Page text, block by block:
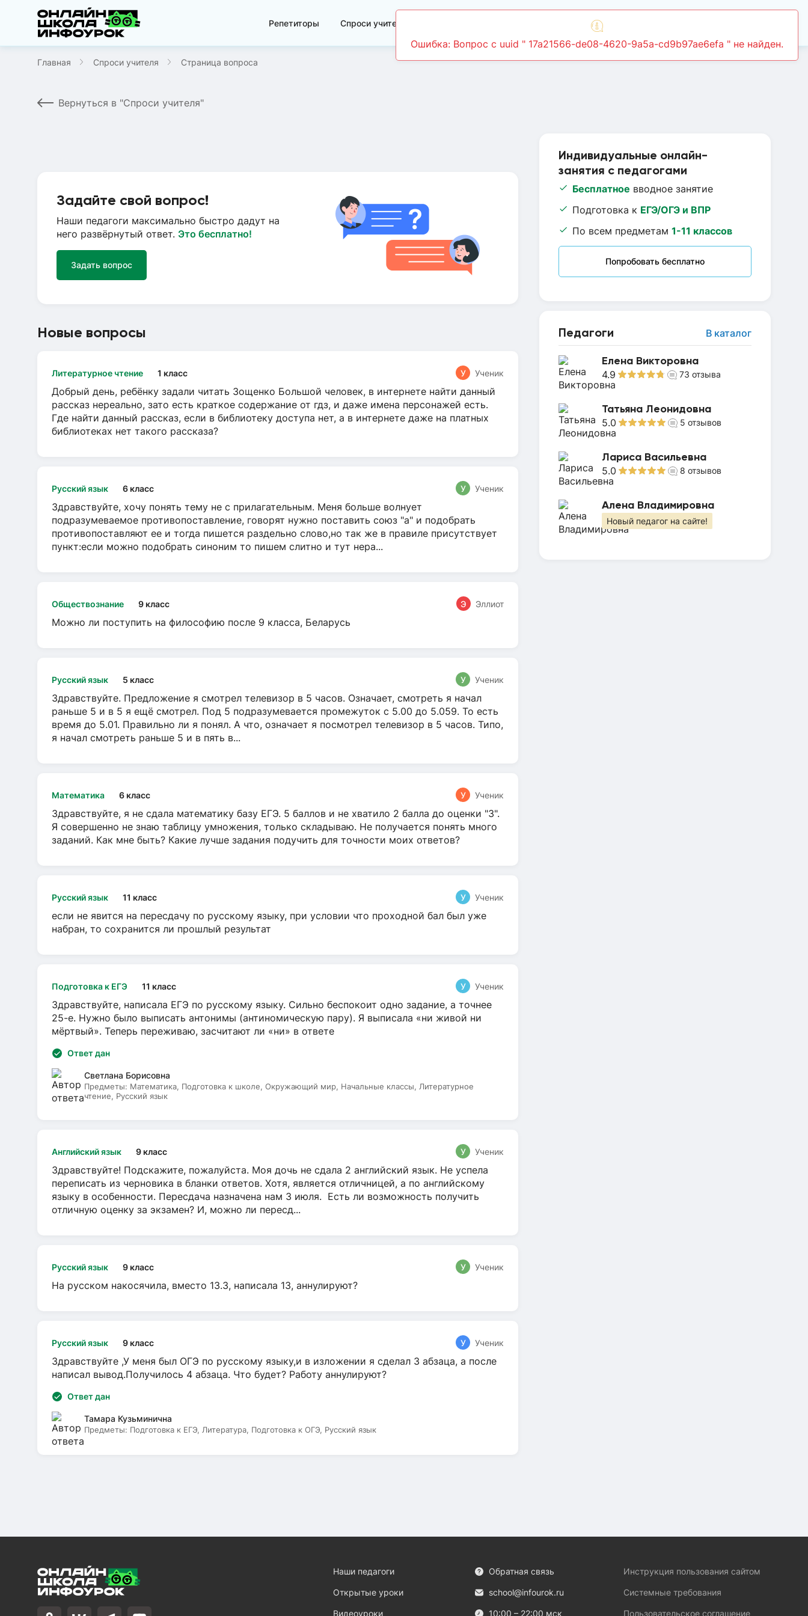
Репетиторы Спроси учителя
Ошибка: Вопрос c uuid " 17a21566-de08-4620-9a5a-cd9b97ae6efa " не найден.
Главная Спроси учителя Страница вопроса
Вернуться в "Спроси учителя"
Индивидуальные онлайн-
занятия с педагогами
Бесплатное вводное занятие
Подготовка к ЕГЭ/ОГЭ и ВПР
По всем предметам 1-11 классов
Попробовать бесплатно
Педагоги В каталог
Елена Викторовна
4.9 73 отзыва
Татьяна Леонидовна
5.0 5 отзывов
Лариса Васильевна
5.0 8 отзывов
Алена Владимировна
Новый педагог на сайте!
Задайте свой вопрос!
Наши педагоги максимально быстро дадут на
него развёрнутый ответ. Это бесплатно!
Задать вопрос
Новые вопросы
Литературное чтение 1 класс У Ученик
Добрый день, ребёнку задали читать Зощенко Большой человек, в интернете найти данный
рассказ нереально, зато есть краткое содержание от гдз, и даже имена персонажей есть.
Где найти данный рассказ, если в библиотеку доступа нет, а в интернете даже на платных
библиотеках нет такого рассказа?
Русский язык 6 класс У Ученик
Здравствуйте, хочу понять тему не с прилагательным. Меня больше волнует
подразумеваемое противопоставление, говорят нужно поставить союз "а" и подобрать
противопоставляют ее и тогда пишется раздельно слово,но так же в правиле присутствует
пункт:если можно подобрать синоним то пишем слитно и тут нера...
Обществознание 9 класс Э Эллиот
Можно ли поступить на философию после 9 класса, Беларусь
Русский язык 5 класс У Ученик
Здравствуйте. Предложение я смотрел телевизор в 5 часов. Означает, смотреть я начал
раньше 5 и в 5 я ещё смотрел. Под 5 подразумевается промежуток с 5.00 до 5.059. То есть
время до 5.01. Правильно ли я понял. А что, означает я посмотрел телевизор в 5 часов. Типо,
я начал смотреть раньше 5 и в пять в...
Математика 6 класс У Ученик
Здравствуйте, я не сдала математику базу ЕГЭ. 5 баллов и не хватило 2 балла до оценки "3".
Я совершенно не знаю таблицу умножения, только складываю. Не получается понять много
заданий. Как мне быть? Какие лучше задания подучить для точности моих ответов?
Русский язык 11 класс У Ученик
если не явится на пересдачу по русскому языку, при условии что проходной бал был уже
набран, то сохранится ли прошлый результат
Подготовка к ЕГЭ 11 класс У Ученик
Здравствуйте, написала ЕГЭ по русскому языку. Сильно беспокоит одно задание, а точнее
25-е. Нужно было выписать антонимы (антиномическую пару). Я выписала «ни живой ни
мёртвый». Теперь переживаю, засчитают ли «ни» в ответе
Ответ дан
Светлана Борисовна
Предметы: Математика, Подготовка к школе, Окружающий мир, Начальные классы, Литературное
чтение, Русский язык
Английский язык 9 класс У Ученик
Здравствуйте! Подскажите, пожалуйста. Моя дочь не сдала 2 английский язык. Не успела
переписать из черновика в бланки ответов. Хотя, является отличницей, а по английскому
языку в особенности. Пересдача назначена нам 3 июля. Есть ли возможность получить
отличную оценку за экзамен? И, можно ли пересд...
Русский язык 9 класс У Ученик
На русском накосячила, вместо 13.3, написала 13, аннулируют?
Русский язык 9 класс У Ученик
Здравствуйте ,У меня был ОГЭ по русскому языку,и в изложении я сделал 3 абзаца, а после
написал вывод.Получилось 4 абзаца. Что будет? Работу аннулируют?
Ответ дан
Тамара Кузьминична
Предметы: Подготовка к ЕГЭ, Литература, Подготовка к ОГЭ, Русский язык
Наши педагоги
Открытые уроки
Видеоуроки
Обратная связь
school@infourok.ru
10:00 – 22:00 мск
Инструкция пользования сайтом
Системные требования
Пользовательское соглашение